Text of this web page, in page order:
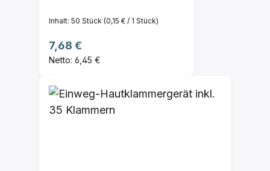
Inhalt: 50 Stück (0,15 € / 1 Stück)
Regulärer Preis:
7,68 €
Netto: 6,45 €